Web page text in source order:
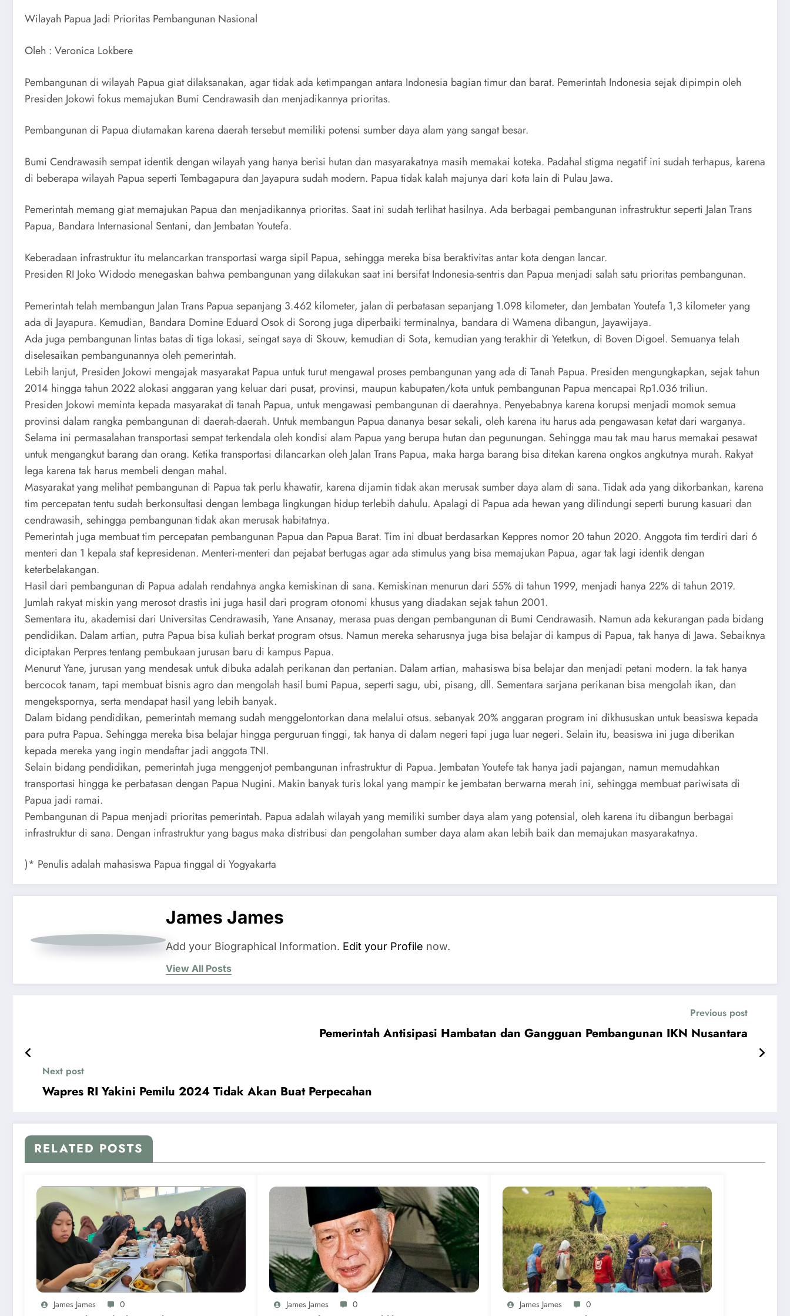
Wilayah Papua Jadi Prioritas Pembangunan Nasional
Oleh : Veronica Lokbere
Pembangunan di wilayah Papua giat dilaksanakan, agar tidak ada ketimpangan antara Indonesia bagian timur dan barat. Pemerintah Indonesia sejak dipimpin oleh
Presiden Jokowi fokus memajukan Bumi Cendrawasih dan menjadikannya prioritas.
Pembangunan di Papua diutamakan karena daerah tersebut memiliki potensi sumber daya alam yang sangat besar.
Bumi Cendrawasih sempat identik dengan wilayah yang hanya berisi hutan dan masyarakatnya masih memakai koteka. Padahal stigma negatif ini sudah terhapus, karena
di beberapa wilayah Papua seperti Tembagapura dan Jayapura sudah modern. Papua tidak kalah majunya dari kota lain di Pulau Jawa.
Pemerintah memang giat memajukan Papua dan menjadikannya prioritas. Saat ini sudah terlihat hasilnya. Ada berbagai pembangunan infrastruktur seperti Jalan Trans
Papua, Bandara Internasional Sentani, dan Jembatan Youtefa.
Keberadaan infrastruktur itu melancarkan transportasi warga sipil Papua, sehingga mereka bisa beraktivitas antar kota dengan lancar.
Presiden RI Joko Widodo menegaskan bahwa pembangunan yang dilakukan saat ini bersifat Indonesia-sentris dan Papua menjadi salah satu prioritas pembangunan.
Pemerintah telah membangun Jalan Trans Papua sepanjang 3.462 kilometer, jalan di perbatasan sepanjang 1.098 kilometer, dan Jembatan Youtefa 1,3 kilometer yang
ada di Jayapura. Kemudian, Bandara Domine Eduard Osok di Sorong juga diperbaiki terminalnya, bandara di Wamena dibangun, Jayawijaya.
Ada juga pembangunan lintas batas di tiga lokasi, seingat saya di Skouw, kemudian di Sota, kemudian yang terakhir di Yetetkun, di Boven Digoel. Semuanya telah
diselesaikan pembangunannya oleh pemerintah.
Lebih lanjut, Presiden Jokowi mengajak masyarakat Papua untuk turut mengawal proses pembangunan yang ada di Tanah Papua. Presiden mengungkapkan, sejak tahun
2014 hingga tahun 2022 alokasi anggaran yang keluar dari pusat, provinsi, maupun kabupaten/kota untuk pembangunan Papua mencapai Rp1.036 triliun.
Presiden Jokowi meminta kepada masyarakat di tanah Papua, untuk mengawasi pembangunan di daerahnya. Penyebabnya karena korupsi menjadi momok semua
provinsi dalam rangka pembangunan di daerah-daerah. Untuk membangun Papua dananya besar sekali, oleh karena itu harus ada pengawasan ketat dari warganya.
Selama ini permasalahan transportasi sempat terkendala oleh kondisi alam Papua yang berupa hutan dan pegunungan. Sehingga mau tak mau harus memakai pesawat
untuk mengangkut barang dan orang. Ketika transportasi dilancarkan oleh Jalan Trans Papua, maka harga barang bisa ditekan karena ongkos angkutnya murah. Rakyat
lega karena tak harus membeli dengan mahal.
Masyarakat yang melihat pembangunan di Papua tak perlu khawatir, karena dijamin tidak akan merusak sumber daya alam di sana. Tidak ada yang dikorbankan, karena
tim percepatan tentu sudah berkonsultasi dengan lembaga lingkungan hidup terlebih dahulu. Apalagi di Papua ada hewan yang dilindungi seperti burung kasuari dan
cendrawasih, sehingga pembangunan tidak akan merusak habitatnya.
Pemerintah juga membuat tim percepatan pembangunan Papua dan Papua Barat. Tim ini dbuat berdasarkan Keppres nomor 20 tahun 2020. Anggota tim terdiri dari 6
menteri dan 1 kepala staf kepresidenan. Menteri-menteri dan pejabat bertugas agar ada stimulus yang bisa memajukan Papua, agar tak lagi identik dengan
keterbelakangan.
Hasil dari pembangunan di Papua adalah rendahnya angka kemiskinan di sana. Kemiskinan menurun dari 55% di tahun 1999, menjadi hanya 22% di tahun 2019.
Jumlah rakyat miskin yang merosot drastis ini juga hasil dari program otonomi khusus yang diadakan sejak tahun 2001.
Sementara itu, akademisi dari Universitas Cendrawasih, Yane Ansanay, merasa puas dengan pembangunan di Bumi Cendrawasih. Namun ada kekurangan pada bidang
pendidikan. Dalam artian, putra Papua bisa kuliah berkat program otsus. Namun mereka seharusnya juga bisa belajar di kampus di Papua, tak hanya di Jawa. Sebaiknya
diciptakan Perpres tentang pembukaan jurusan baru di kampus Papua.
Menurut Yane, jurusan yang mendesak untuk dibuka adalah perikanan dan pertanian. Dalam artian, mahasiswa bisa belajar dan menjadi petani modern. Ia tak hanya
bercocok tanam, tapi membuat bisnis agro dan mengolah hasil bumi Papua, seperti sagu, ubi, pisang, dll. Sementara sarjana perikanan bisa mengolah ikan, dan
mengekspornya, serta mendapat hasil yang lebih banyak.
Dalam bidang pendidikan, pemerintah memang sudah menggelontorkan dana melalui otsus. sebanyak 20% anggaran program ini dikhususkan untuk beasiswa kepada
para putra Papua. Sehingga mereka bisa belajar hingga perguruan tinggi, tak hanya di dalam negeri tapi juga luar negeri. Selain itu, beasiswa ini juga diberikan
kepada mereka yang ingin mendaftar jadi anggota TNI.
Selain bidang pendidikan, pemerintah juga menggenjot pembangunan infrastruktur di Papua. Jembatan Youtefe tak hanya jadi pajangan, namun memudahkan
transportasi hingga ke perbatasan dengan Papua Nugini. Makin banyak turis lokal yang mampir ke jembatan berwarna merah ini, sehingga membuat pariwisata di
Papua jadi ramai.
Pembangunan di Papua menjadi prioritas pemerintah. Papua adalah wilayah yang memiliki sumber daya alam yang potensial, oleh karena itu dibangun berbagai
infrastruktur di sana. Dengan infrastruktur yang bagus maka distribusi dan pengolahan sumber daya alam akan lebih baik dan memajukan masyarakatnya.
)* Penulis adalah mahasiswa Papua tinggal di Yogyakarta
James James
Add your Biographical Information. Edit your Profile now.
View All Posts
Previous post
Pemerintah Antisipasi Hambatan dan Gangguan Pembangunan IKN Nusantara
Next post
Wapres RI Yakini Pemilu 2024 Tidak Akan Buat Perpecahan
RELATED POSTS
James James 0 James James 0 James James 0